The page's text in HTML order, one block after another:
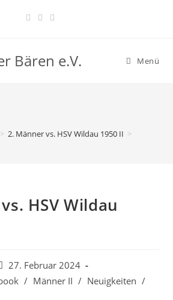
Bären e.V. Menü
> 2. Männer vs. HSV Wildau 1950 II >
HSV Wildau
27. Februar 2024
/ Männer II / Neuigkeiten /